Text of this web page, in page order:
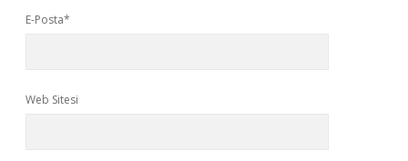
E-Posta*
Web Sitesi